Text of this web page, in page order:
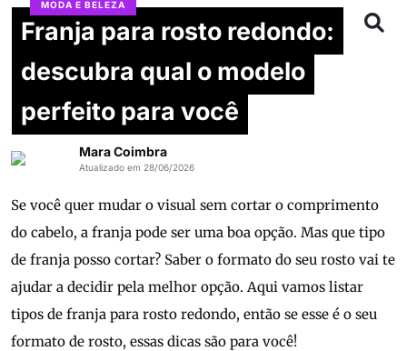
MODA E BELEZA
Franja para rosto redondo:
descubra qual o modelo
perfeito para você
Mara Coimbra
Atualizado em 28/06/2026
Se você quer mudar o visual sem cortar o comprimento
do cabelo, a franja pode ser uma boa opção. Mas que tipo
de franja posso cortar? Saber o formato do seu rosto vai te
ajudar a decidir pela melhor opção. Aqui vamos listar
tipos de franja para rosto redondo, então se esse é o seu
formato de rosto, essas dicas são para você!